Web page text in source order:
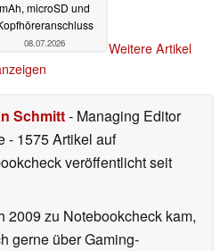
mAh, microSD und
08.07.2026
Weitere Artikel
Schmitt- Managing Editor
- 1575 Artikel auf
veröffentlichtseit
2009 zu Notebookcheck kam,
gerne über Gaming-